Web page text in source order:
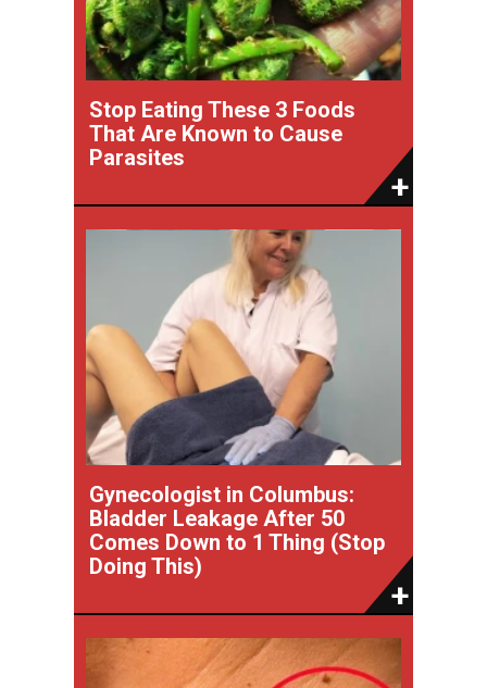
Stop Eating These 3 Foods
That Are Known to Cause
Parasites
Gynecologist in Columbus:
Bladder Leakage After 50
Comes Down to 1 Thing (Stop
Doing This)